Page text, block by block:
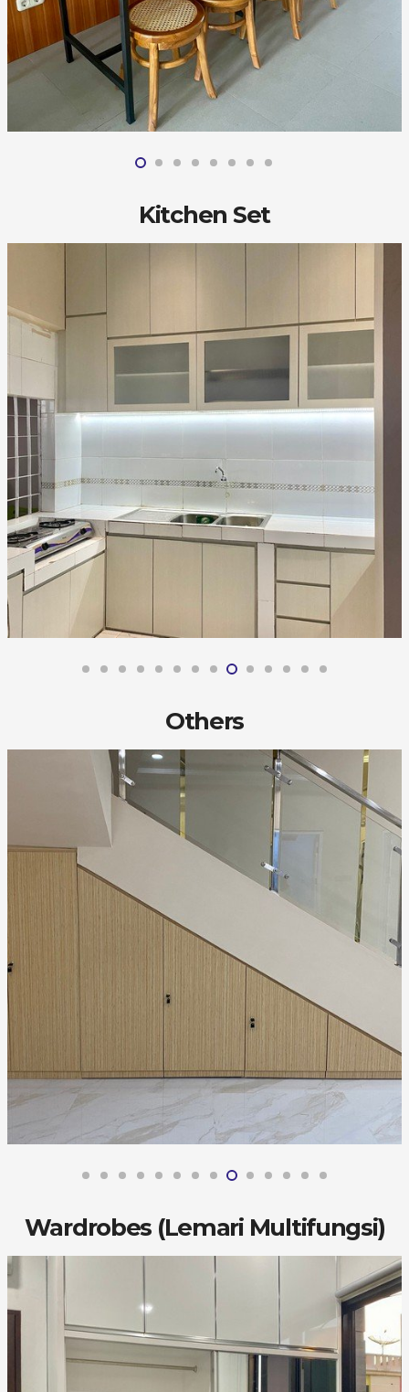
Kitchen Set
Others
Wardrobes (Lemari Multifungsi)